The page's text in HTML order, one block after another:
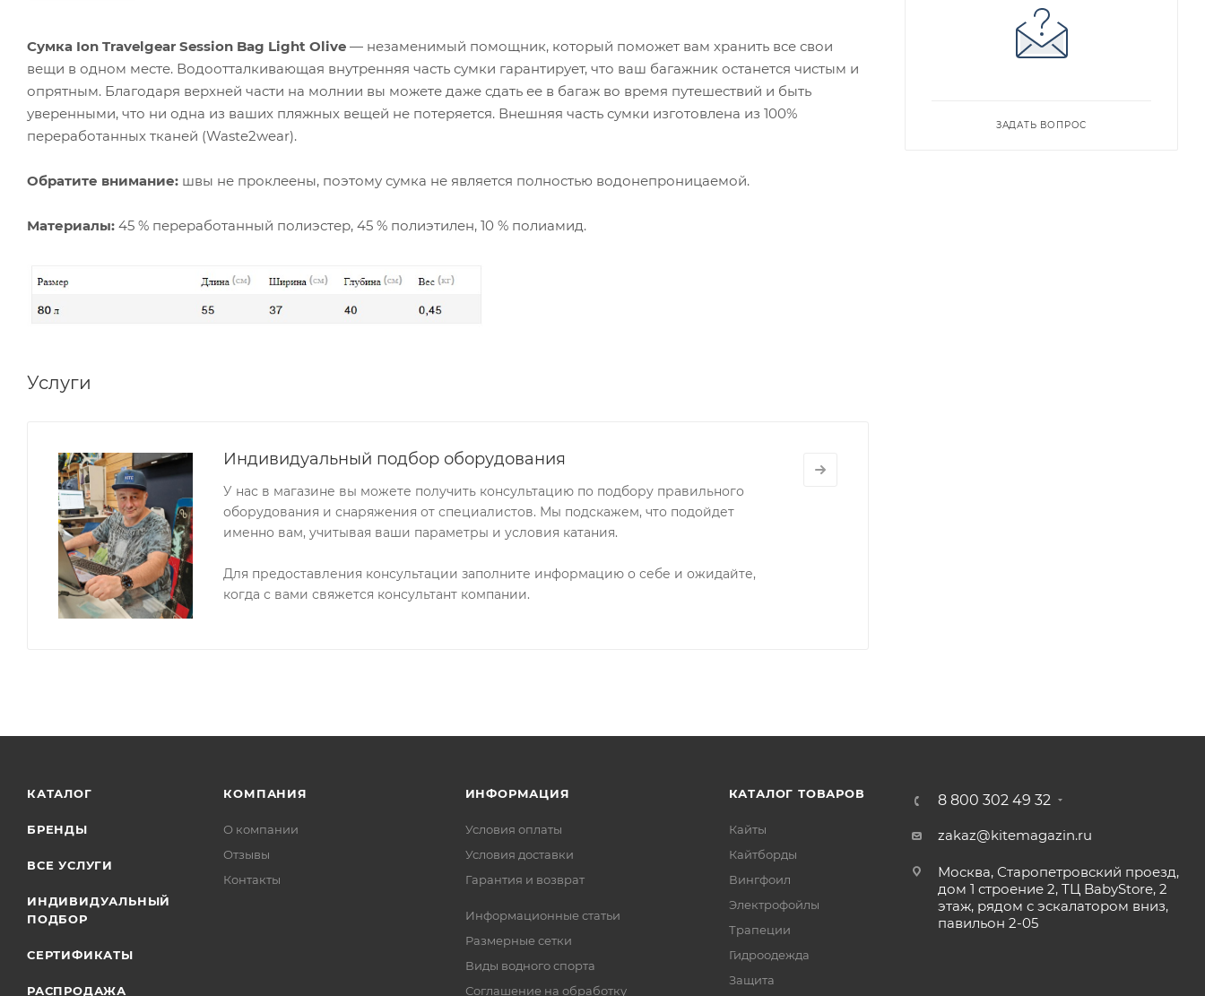
Сумка Ion Travelgear Session Bag Light Olive — незаменимый помощник, который поможет вам хранить все свои
вещи в одном месте. Водоотталкивающая внутренняя часть сумки гарантирует, что ваш багажник останется чистым и
опрятным. Благодаря верхней части на молнии вы можете даже сдать ее в багаж во время путешествий и быть
уверенными, что ни одна из ваших пляжных вещей не потеряется. Внешняя часть сумки изготовлена из 100%
переработанных тканей (Waste2wear).
Обратите внимание: швы не проклеены, поэтому сумка не является полностью водонепроницаемой.
Материалы: 45 % переработанный полиэстер, 45 % полиэтилен, 10 % полиамид.
Услуги
Индивидуальный подбор оборудования
У нас в магазине вы можете получить консультацию по подбору правильного
оборудования и снаряжения от специалистов. Мы подскажем, что подойдет
именно вам, учитывая ваши параметры и условия катания.
Для предоставления консультации заполните информацию о себе и ожидайте,
когда с вами свяжется консультант компании.
ЗАДАТЬ ВОПРОС
КАТАЛОГ
БРЕНДЫ
ВСЕ УСЛУГИ
ИНДИВИДУАЛЬНЫЙ
ПОДБОР
СЕРТИФИКАТЫ
РАСПРОДАЖА
КОМПАНИЯ
О компании
Отзывы
Контакты
ИНФОРМАЦИЯ
Условия оплаты
Условия доставки
Гарантия и возврат
Информационные статьи
Размерные сетки
Виды водного спорта
Соглашение на обработку
КАТАЛОГ ТОВАРОВ
Кайты
Кайтборды
Вингфоил
Электрофойлы
Трапеции
Гидроодежда
Защита
8 800 302 49 32
zakaz@kitemagazin.ru
Москва, Старопетровский проезд,
дом 1 строение 2, ТЦ BabyStore, 2
этаж, рядом с эскалатором вниз,
павильон 2-05